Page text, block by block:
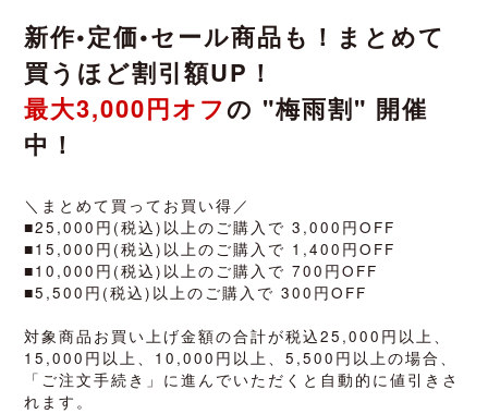
新作•定価•セール商品も！まとめて
買うほど割引額UP！
最大3,000円オフの "梅雨割" 開催
中！
＼まとめて買ってお買い得／
■25,000円(税込)以上のご購入で 3,000円OFF
■15,000円(税込)以上のご購入で 1,400円OFF
■10,000円(税込)以上のご購入で 700円OFF
■5,500円(税込)以上のご購入で 300円OFF
対象商品お買い上げ金額の合計が税込25,000円以上、
15,000円以上、10,000円以上、5,500円以上の場合、
「ご注文手続き」に進んでいただくと自動的に値引きさ
れます。